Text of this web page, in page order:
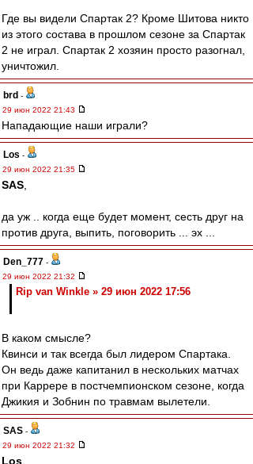
Где вы видели Спартак 2? Кроме Шитова никто
из этого состава в прошлом сезоне за Спартак
2 не играл. Спартак 2 хозяин просто разогнал,
уничтожил.
brd -
29 июн 2022 21:43
Нападающие наши играли?
Los -
29 июн 2022 21:35
SAS
да уж .. когда еще будет момент, сесть друг на
против друга, выпить, поговорить ... эх ...
Den_777 -
29 июн 2022 21:32
Rip van Winkle » 29 июн 2022 17:56
В каком смысле?
Квинси и так всегда был лидером Спартака.
Он ведь даже капитанил в нескольких матчах
при Каррере в постчемпионском сезоне, когда
Джикия и Зобнин по травмам вылетели.
SAS -
29 июн 2022 21:32
Los